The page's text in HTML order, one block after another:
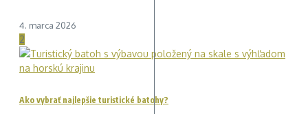
4. marca 2026
2
Ako vybrať najlepšie turistické batohy?